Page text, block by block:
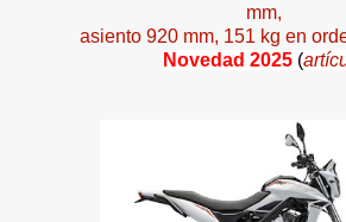
mm,
asiento 920 mm, 151 kg en
Novedad 2025 (